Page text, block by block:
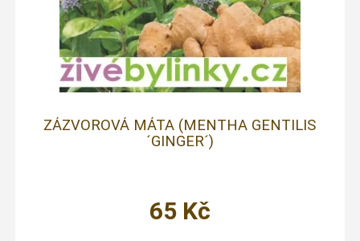
ZÁZVOROVÁ MÁTA (MENTHA GENTILIS
´GINGER´)
65 Kč